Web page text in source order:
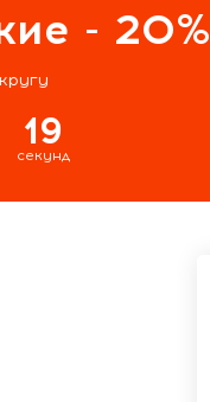
- 20%
18
секунд